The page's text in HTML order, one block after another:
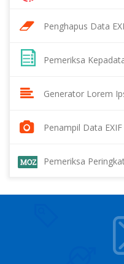
Penghapus Data
Pemeriksa
Generator Lorem
Penampil Data EXIF
Pemeriksa